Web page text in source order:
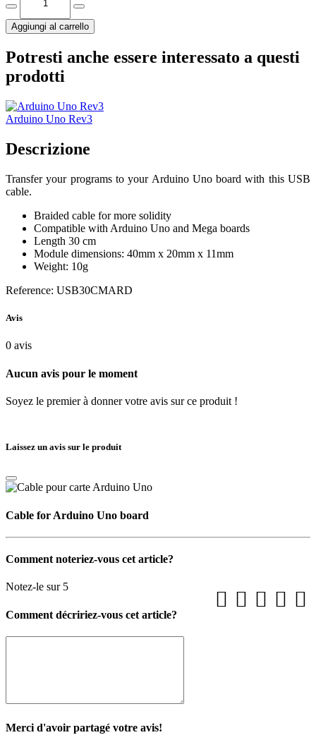
Aggiungi al carrello
Potresti anche essere interessato a questi
prodotti
Arduino Uno Rev3
Descrizione
Transfer your programs to your Arduino Uno board with this USB
cable.
Braided cable for more solidity
Compatible with Arduino Uno and Mega boards
Length 30 cm
Module dimensions: 40mm x 20mm x 11mm
Weight: 10g
Reference: USB30CMARD
Avis
0 avis
Aucun avis pour le moment
Soyez le premier à donner votre avis sur ce produit !
Laissez un avis sur le produit
Cable for Arduino Uno board
Comment noteriez-vous cet article?
Notez-le sur 5
Comment décririez-vous cet article?
Merci d'avoir partagé votre avis!